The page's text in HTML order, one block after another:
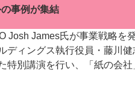
事例が集結
Josh James氏が事業戦略を
ディングス執行役員・藤川
特別講演を行い、「紙の会